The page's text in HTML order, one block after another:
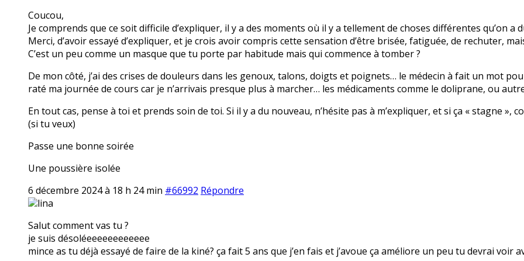
Coucou,
Je comprends que ce soit difficile d’expliquer, il y a des moments où il y a tellement de choses différentes qu’on a
Merci, d’avoir essayé d’expliquer, et je crois avoir compris cette sensation d’être brisée, fatiguée, de rechuter,
C’est un peu comme un masque que tu porte par habitude mais qui commence à tomber ?
De mon côté, j’ai des crises de douleurs dans les genoux, talons, doigts et poignets… le médecin à fait un mot
raté ma journée de cours car je n’arrivais presque plus à marcher… les médicaments comme le doliprane, ou
En tout cas, pense à toi et prends soin de toi. Si il y a du nouveau, n’hésite pas à m’expliquer, et si ça « stagne »,
(si tu veux)
Passe une bonne soirée
Une poussière isolée
6 décembre 2024 à 18 h 24 min #66992 Répondre
lina
Salut comment vas tu ?
je suis désoléeeeeeeeeeeee
mince as tu déjà essayé de faire de la kiné? ça fait 5 ans que j’en fais et j’avoue ça améliore un peu tu devrai voir